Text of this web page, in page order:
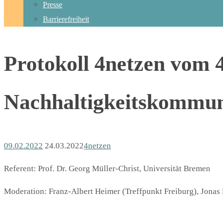
Presse
Barrierefreiheit
Protokoll 4netzen vom
09.02.2022 24.03.20224netzen
Referent: Prof. Dr. Georg Müller-Christ, Universität Bremen
Moderation: Franz-Albert Heimer (Treffpunkt Freiburg), Jonas